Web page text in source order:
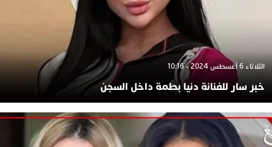
الثلاثاء 6 أغسطس 2024 - 10:16
خبر سار للفنانة دنيا بطمة داخل السجن